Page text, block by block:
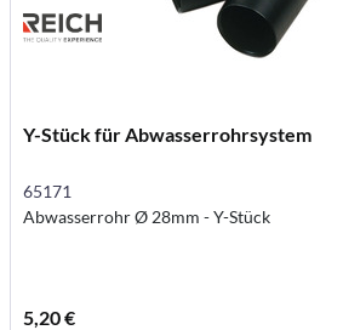
Y-Stück für Abwasserrohrsystem
65171
Abwasserrohr Ø 28mm - Y-Stück
5,20 €